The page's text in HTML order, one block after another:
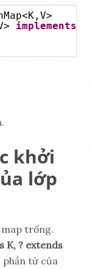
implements
khởi
lớp
trống.
K, ? extends
phần tử của